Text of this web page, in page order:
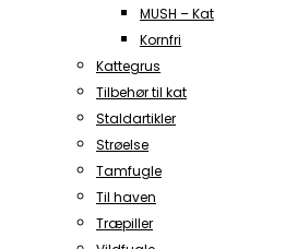
MUSH – Kat
Kornfri
Kattegrus
Tilbehør til kat
Staldartikler
Strøelse
Tamfugle
Til haven
Træpiller